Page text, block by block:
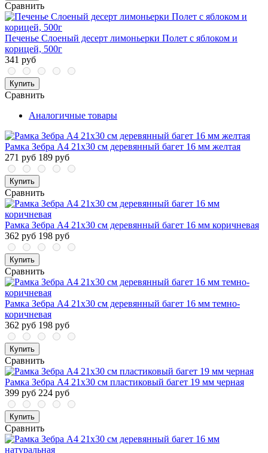
Сравнить
Печенье Слоеный десерт лимоньерки Полет с яблоком и
корицей, 500г
341 руб
Купить
Сравнить
Аналогичные товары
Рамка Зебра А4 21х30 см деревянный багет 16 мм желтая
271 руб 189 руб
Купить
Сравнить
Рамка Зебра А4 21х30 см деревянный багет 16 мм коричневая
362 руб 198 руб
Купить
Сравнить
Рамка Зебра А4 21х30 см деревянный багет 16 мм темно-
коричневая
362 руб 198 руб
Купить
Сравнить
Рамка Зебра А4 21x30 см пластиковый багет 19 мм черная
399 руб 224 руб
Купить
Сравнить